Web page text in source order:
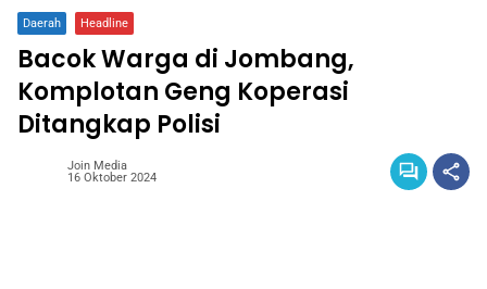
Daerah Headline
Bacok Warga di Jombang,
Komplotan Geng Koperasi
Ditangkap Polisi
Join Media
16 Oktober 2024